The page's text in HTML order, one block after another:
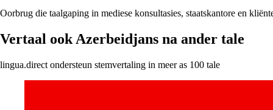
Oorbrug die taalgaping in mediese konsultasies, staatskantore en
Vertaal ook Azerbeidjans na ander tale
lingua.direct ondersteun stemvertaling in meer as 100 tale